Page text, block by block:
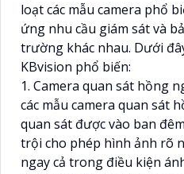
loạt các mẫu camera phổ
ứng nhu cầu giám sát và
trường khác nhau. Dưới
KBvision phổ biến:
1. Camera quan sát hồng
các mẫu camera quan sát
quan sát được vào ban
trội cho phép hình ảnh rõ
ngay cả trong điều kiện